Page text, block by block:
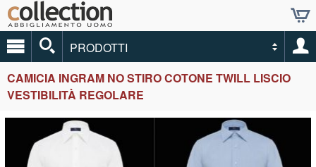
PRODOTTI
CAMICIA INGRAM NO STIRO COTONE TWILL LISCIO
VESTIBILITÀ REGOLARE